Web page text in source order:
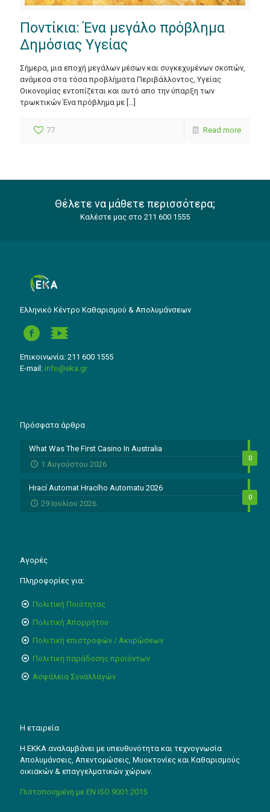
Ποντίκια: Ένα μεγάλο πρόβλημα
Δημόσιας Υγείας
Σήμερα, μια εποχή μεγάλων μέσων και συγκεχυμένων σκοπών,
ανάμεσα στα τόσα προβλήματα Περιβάλλοντος, Υγείας
Οικονομίας εντοπίζεται και αυτό απο την ύπαρξη των
τρωκτικών Ένα πρόβλημα με
77 Read more
Θέλετε να μάθετε περισσότερα;
Καλέστε μας στο 211 600 1555
Ελληνικό Κέντρο Καθαρισμού & Απολυμάνσεων
Επικοινωνία: 211 600 1555
E-mail: info@eka.gr
Πρόσφατα άρθρα
0
What Was The First Casino In Australia
1 Αυγούστου 2026
0
Hrací Automat Hracího Automatu 2026
29 Ιουλίου 2026
Αγορές
Πληροφορίες για:
Πολιτική Ποιότητας
Πολιτική Απορρήτου
Πολιτική επιστροφών / Ακυρώσεων
Πολιτική παράδοσης προϊόντων
Ασφάλεια Συναλλαγών
Η εταιρεία
Η ΕΚΚΑ αναλαμβάνει με υπευθυνότητα και τεχνογνωσία
Απολυμάνσεις, Απεντομώσεις, Μυοκτονίες και Καθαρισμούς
οικιακών & επαγγελματικών χώρων.
Πιστοποιημένη με EN ISO 9001:2015